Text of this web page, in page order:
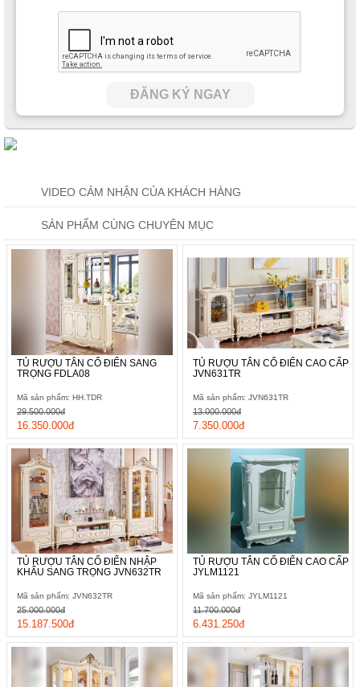
ĐĂNG KÝ NGAY
VIDEO CẢM NHẬN CỦA KHÁCH HÀNG
SẢN PHẨM CÙNG CHUYÊN MỤC
TỦ RƯỢU TÂN CỔ ĐIỂN SANG
TRỌNG FDLA08
Mã sản phẩm: HH.TDR
16.350.000đ
29.500.000đ
TỦ RƯỢU TÂN CỔ ĐIỂN CAO CẤP
JVN631TR
Mã sản phẩm: JVN631TR
7.350.000đ
13.000.000đ
TỦ RƯỢU TÂN CỔ ĐIỂN NHẬP
KHẨU SANG TRỌNG JVN632TR
Mã sản phẩm: JVN632TR
15.187.500đ
25.000.000đ
TỦ RƯỢU TÂN CỔ ĐIỂN CAO CẤP
JYLM1121
Mã sản phẩm: JYLM1121
6.431.250đ
11.700.000đ